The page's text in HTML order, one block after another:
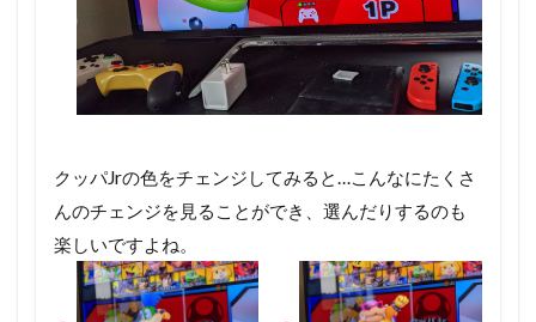
クッパJrの色をチェンジしてみると…こんなにたくさ
んのチェンジを見ることができ、選んだりするのも
楽しいですよね。